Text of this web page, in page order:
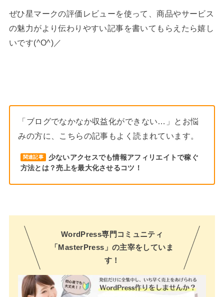
ぜひ星マークの評価レビューを使って、商品やサービス
の魅力がより伝わりやすい記事を書いてもらえたら嬉し
いです(^O^)／
「ブログでなかなか収益化ができない…」とお悩
みの方に、こちらの記事もよく読まれています。
関連記事
少ないアクセスでも情報アフィリエイトで稼ぐ
方法とは？売上を最大化させるコツ！
WordPress専門コミュニティ
「MasterPress」の主宰をしていま
す！